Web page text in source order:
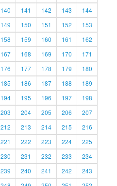
140 141 142 143
144
149 150 151 152
153
158 159 160 161
162
167 168 169 170
171
176 177 178 179
180
185 186 187 188
189
194 195 196 197
198
203 204 205 206
207
212 213 214 215
216
221 222 223 224
225
230 231 232 233
234
239 240 241 242
243